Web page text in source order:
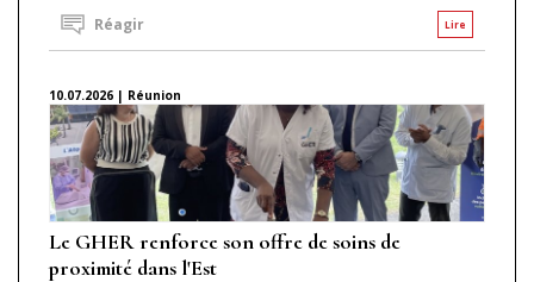
Lire
Réagir
10.07.2026 | Réunion
Le GHER renforce son offre de soins de
proximité dans l'Est